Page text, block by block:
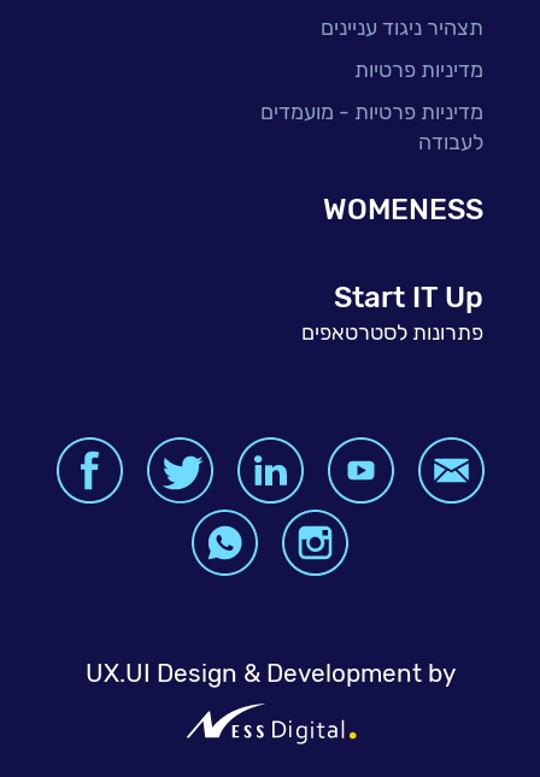
תצהיר ניגוד עניינים
מדיניות פרטיות
מדיניות פרטיות - מועמדים
לעבודה
WOMENESS
Start IT Up
פתרונות לסטרטאפים
UX.UI Design & Development by